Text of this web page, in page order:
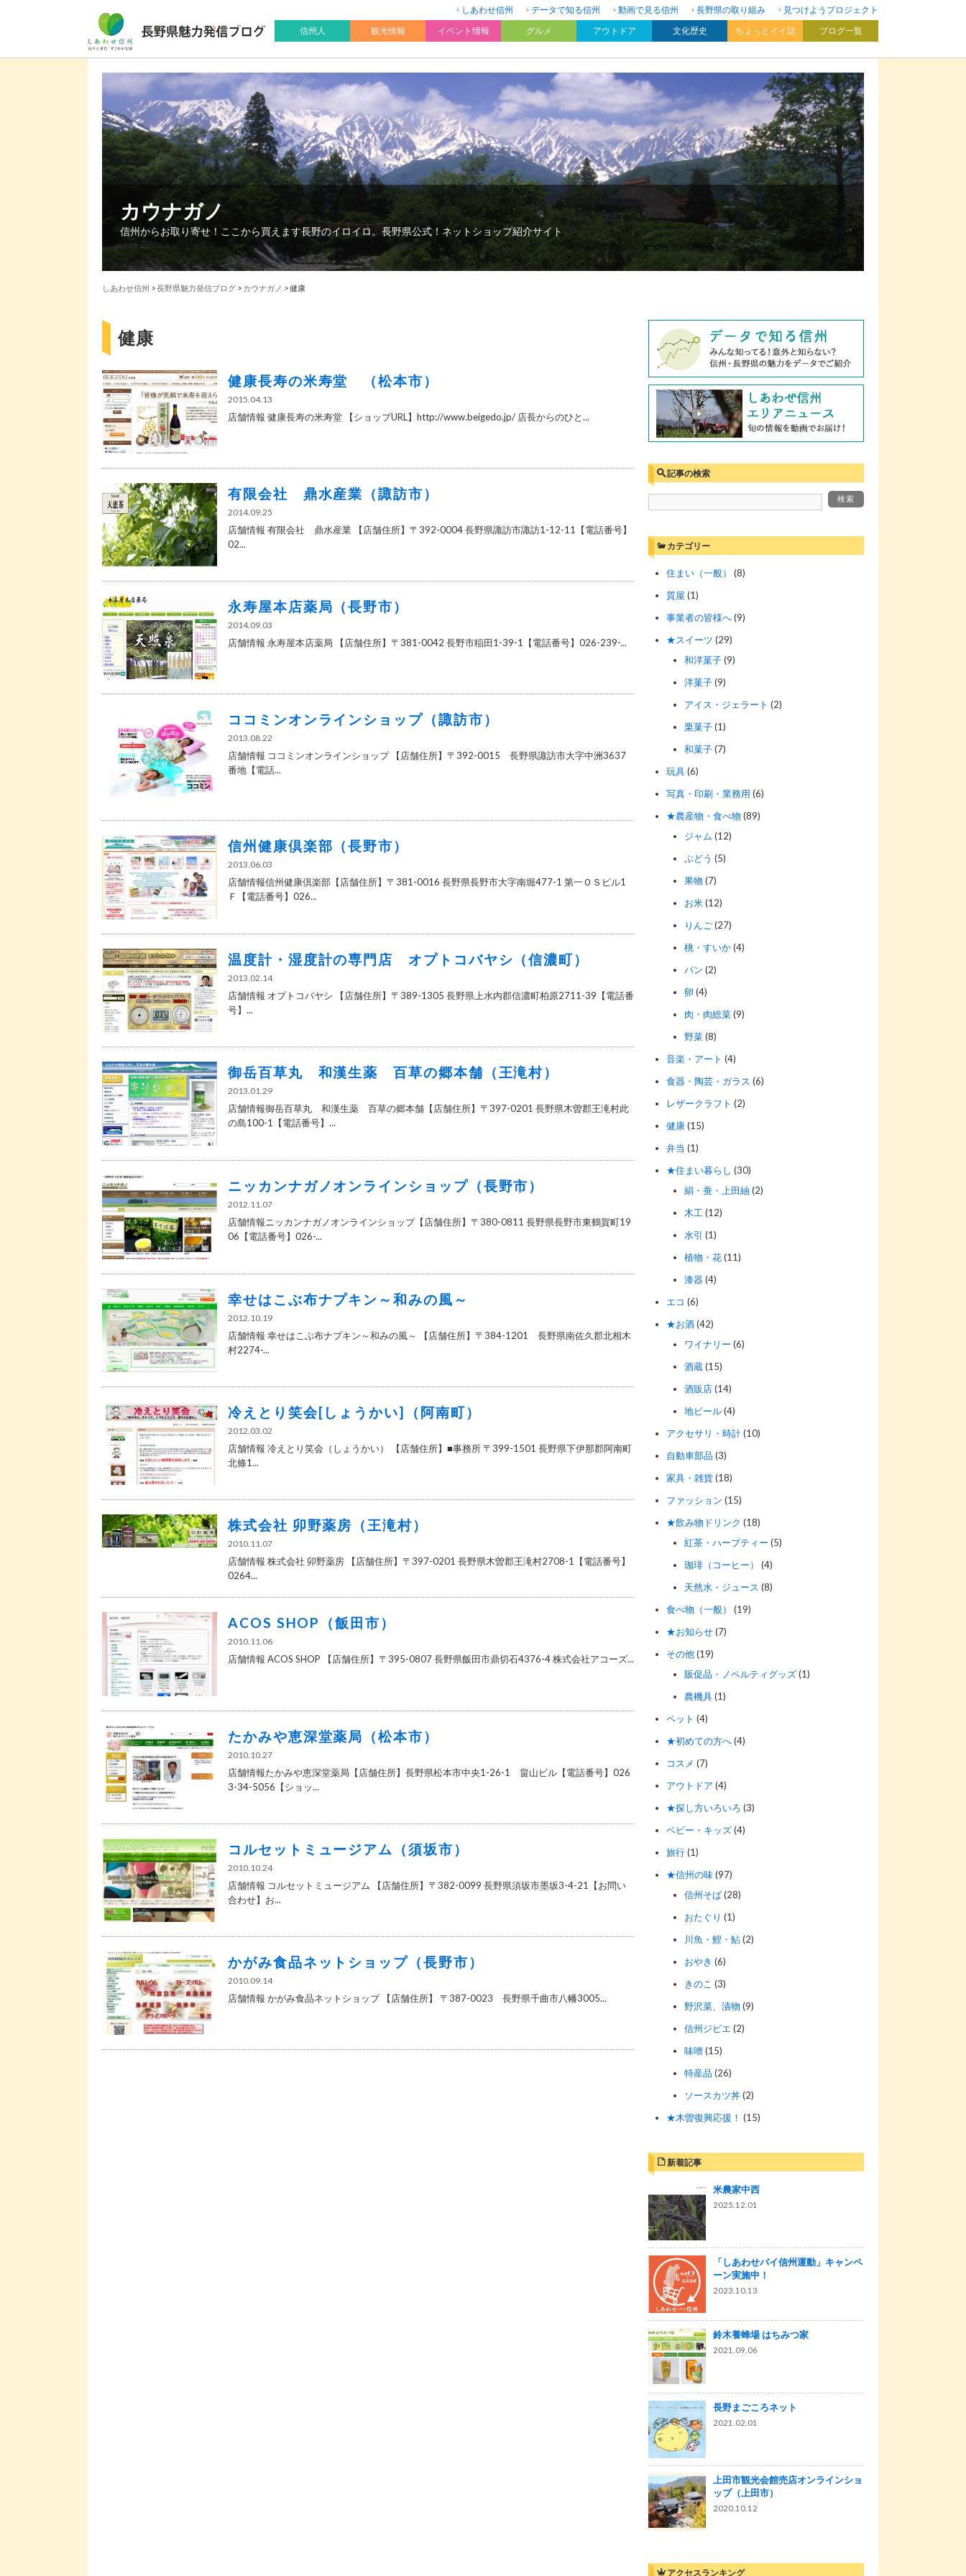
しあわせ信州 データで知る信州 動画で見る信州 長野県の取り組み
見つけようプロジェクト
信州人
観光情報 イベント情報 グルメ アウトドア 文化歴史 ちょっとイイ話 ブログ一覧
カウナガノ
信州からお取り寄せ！ここから買えます長野のイロイロ。長野県公式！ネットショップ紹介サイト
しあわせ信州 >長野県魅力発信ブログ > カウナガノ >健康
健康
健康長寿の米寿堂 （松本市）
2015.04.13
店舗情報 健康長寿の米寿堂 【ショップURL】http://www.beigedo.jp/ 店長からのひと...
有限会社 鼎水産業（諏訪市）
2014.09.25
店舗情報 有限会社 鼎水産業 【店舗住所】〒392-0004 長野県諏訪市諏訪1-12-11【電話番号】
02...
永寿屋本店薬局（長野市）
2014.09.03
店舗情報 永寿屋本店薬局 【店舗住所】〒381-0042 長野市稲田1-39-1【電話番号】026-239-...
ココミンオンラインショップ（諏訪市）
2013.08.22
店舗情報 ココミンオンラインショップ 【店舗住所】〒392-0015 長野県諏訪市大字中洲3637
番地【電話...
信州健康倶楽部（長野市）
2013.06.03
店舗情報信州健康倶楽部【店舗住所】〒381-0016 長野県長野市大字南堀477-1 第一ＯＳビル1
Ｆ【電話番号】026...
温度計・湿度計の専門店 オプトコバヤシ（信濃町）
2013.02.14
店舗情報 オプトコバヤシ 【店舗住所】〒389-1305 長野県上水内郡信濃町柏原2711-39【電話番
号】...
御岳百草丸 和漢生薬 百草の郷本舗（王滝村）
2013.01.29
店舗情報御岳百草丸 和漢生薬 百草の郷本舗【店舗住所】〒397-0201 長野県木曽郡王滝村此
の島100-1【電話番号】...
ニッカンナガノオンラインショップ（長野市）
2012.11.07
店舗情報ニッカンナガノオンラインショップ【店舗住所】〒380-0811 長野県長野市東鶴賀町19
06【電話番号】026-...
幸せはこぶ布ナプキン～和みの風～
2012.10.19
店舗情報 幸せはこぶ布ナプキン～和みの風～ 【店舗住所】〒384-1201 長野県南佐久郡北相木
村2274-...
冷えとり笑会[しょうかい]（阿南町）
2012.03.02
店舗情報 冷えとり笑会（しょうかい） 【店舗住所】■事務所 〒399-1501 長野県下伊那郡阿南町
北條1...
株式会社 卯野薬房（王滝村）
2010.11.07
店舗情報 株式会社 卯野薬房 【店舗住所】〒397-0201 長野県木曽郡王滝村2708-1【電話番号】
0264...
ACOS SHOP（飯田市）
2010.11.06
店舗情報 ACOS SHOP 【店舗住所】〒395-0807 長野県飯田市鼎切石4376-4 株式会社アコーズ...
たかみや恵深堂薬局（松本市）
2010.10.27
店舗情報たかみや恵深堂薬局【店舗住所】長野県松本市中央1-26-1 畠山ビル【電話番号】026
3-34-5056【ショッ...
コルセットミュージアム（須坂市）
2010.10.24
店舗情報 コルセットミュージアム 【店舗住所】〒382-0099 長野県須坂市墨坂3-4-21【お問い
合わせ】お...
かがみ食品ネットショップ（長野市）
2010.09.14
店舗情報 かがみ食品ネットショップ 【店舗住所】 〒387-0023 長野県千曲市八幡3005...
記事の検索
カテゴリー
住まい（一般）
(8)
質屋 (1)
事業者の皆様へ(9)
★スイーツ (29)
和洋菓子(9)
洋菓子(9)
アイス・ジェラート (2)
栗菓子(1)
和菓子(7)
玩具(6)
写真・印刷・業務用 (6)
★農産物・食べ物 (89)
ジャム (12)
ぶどう (5)
果物 (7)
お米(12)
りんご(27)
桃・すいか(4)
パン (2)
卵 (4)
肉・肉総菜(9)
野菜(8)
音楽・アート (4)
食器・陶芸・ガラス (6)
レザークラフト (2)
健康(15)
弁当 (1)
★住まい暮らし (30)
絹・蚕・上田紬(2)
木工 (12)
水引 (1)
植物・花(11)
漆器(4)
エコ (6)
★お酒(42)
ワイナリー (6)
酒蔵(15)
酒販店(14)
地ビール(4)
アクセサリ・時計(10)
自動車部品 (3)
家具・雑貨(18)
ファッション (15)
★飲み物ドリンク (18)
紅茶・ハーブティー (5)
珈琲（コーヒー）
(4)
天然水・ジュース (8)
食べ物（一般）
(19)
★お知らせ(7)
その他(19)
販促品・ノベルティグッズ(1)
農機具(1)
ペット (4)
★初めての方へ(4)
コスメ (7)
アウトドア (4)
★探し方いろいろ (3)
ベビー・キッズ(4)
旅行(1)
★信州の味(97)
信州そば(28)
おたぐり (1)
川魚・鯉・鮎(2)
おやき (6)
きのこ (3)
野沢菜、漬物 (9)
信州ジビエ (2)
味噌(15)
特産品 (26)
ソースカツ丼(2)
★木曽復興応援！ (15)
新着記事
米農家中西
2025.12.01
「しあわせバイ信州運動」キャンペ
ーン実施中！
2023.10.13
鈴木養蜂場 はちみつ家
2021.09.06
長野まごころネット
2021.02.01
上田市観光会館売店オンラインショ
ップ（上田市）
2020.10.12
アクセスランキング